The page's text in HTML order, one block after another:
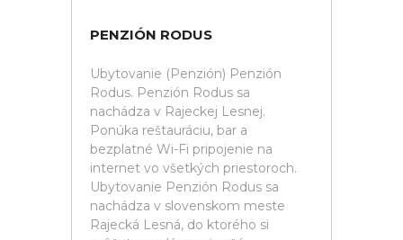
PENZIÓN RODUS
Ubytovanie (Penzión) Penzión
Rodus. Penzión Rodus sa
nachádza v Rajeckej Lesnej.
Ponúka reštauráciu, bar a
bezplatné Wi-Fi pripojenie na
internet vo všetkých priestoroch.
Ubytovanie Penzión Rodus sa
nachádza v slovenskom meste
Rajecká Lesná, do ktorého si